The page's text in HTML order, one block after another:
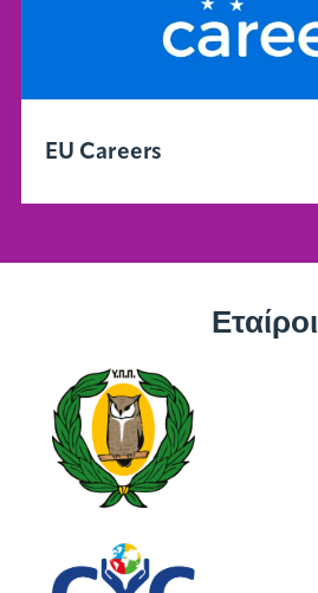
EU Careers
Εταίροι